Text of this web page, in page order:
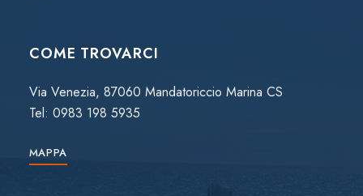
COME TROVARCI
Via Venezia, 87060 Mandatoriccio Marina CS
Tel: 0983 198 5935
MAPPA